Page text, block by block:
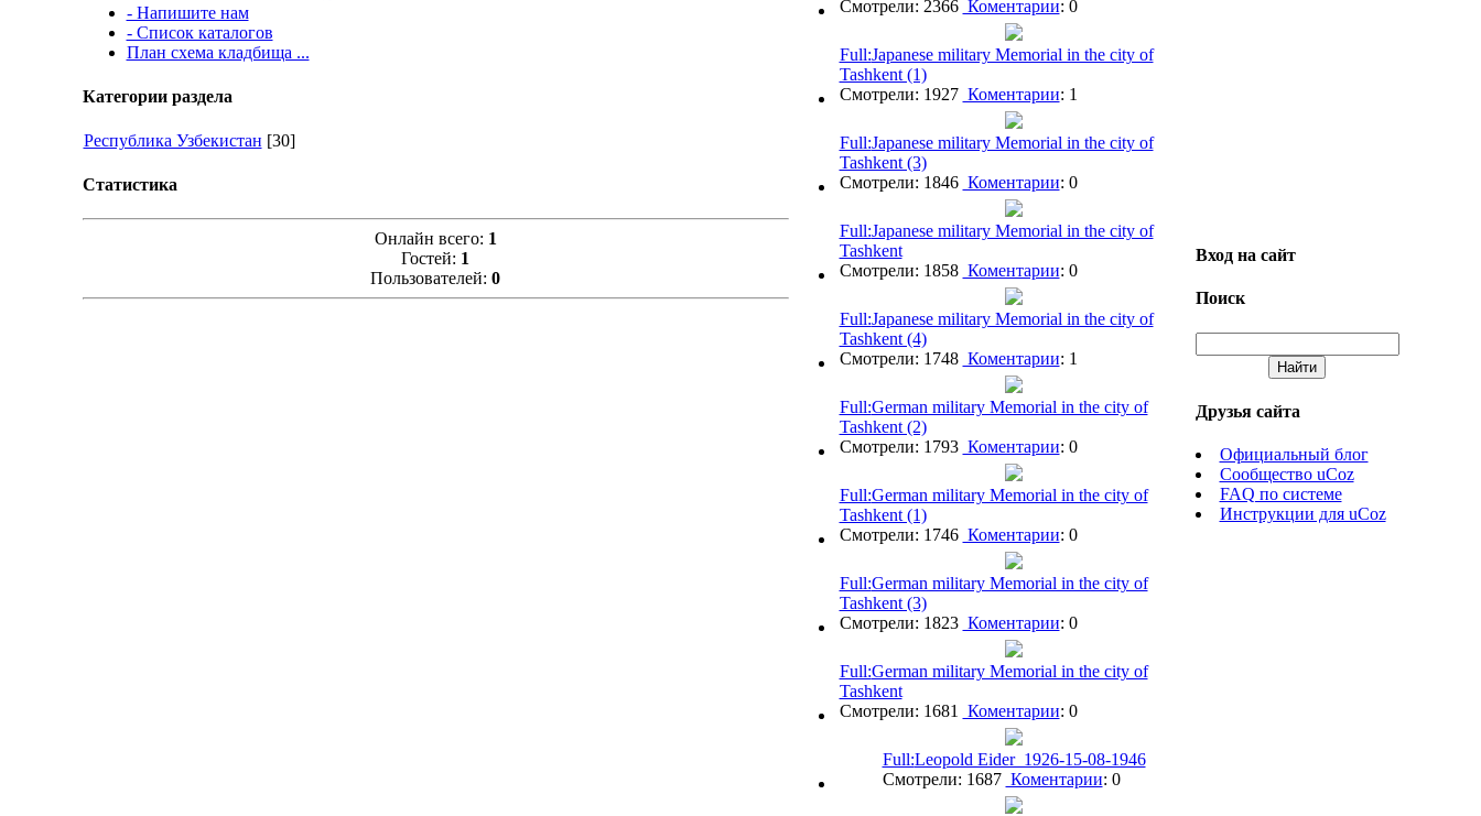
- Напишите нам
- Список каталогов
План схема кладбища ...
Категории раздела
Республика Узбекистан [30]
Статистика
Онлайн всего: 1
Гостей: 1
Пользователей: 0
Смотрели: 2366 Коментарии: 0
Full:Japanese military Memorial in the city of
Tashkent (1)
Смотрели: 1927 Коментарии: 1
Full:Japanese military Memorial in the city of
Tashkent (3)
Смотрели: 1846 Коментарии: 0
Full:Japanese military Memorial in the city of
Tashkent
Смотрели: 1858 Коментарии: 0
Full:Japanese military Memorial in the city of
Tashkent (4)
Смотрели: 1748 Коментарии: 1
Full:German military Memorial in the city of
Tashkent (2)
Смотрели: 1793 Коментарии: 0
Full:German military Memorial in the city of
Tashkent (1)
Смотрели: 1746 Коментарии: 0
Full:German military Memorial in the city of
Tashkent (3)
Смотрели: 1823 Коментарии: 0
Full:German military Memorial in the city of
Tashkent
Смотрели: 1681
Коментарии: 0
Full:Leopold Eider_1926-15-08-1946
Смотрели: 1687 Коментарии: 0
Вход на сайт
Поиск
Друзья сайта
Официальный блог
Сообщество uCoz
FAQ по системе
Инструкции для uCoz